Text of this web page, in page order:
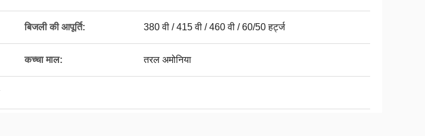
बिजली की आपूर्ति: 380 वी / 415 वी / 460 वी / 60/50 हर्ट्ज
कच्चा माल: तरल अमोनिया